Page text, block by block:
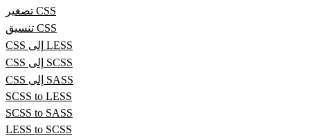
تصغير CSS
تنسيق CSS
CSS إلى LESS
CSS إلى SCSS
CSS إلى SASS
SCSS to LESS
SCSS to SASS
LESS to SCSS